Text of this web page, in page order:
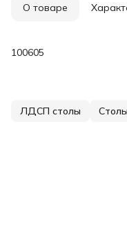
О товаре
100605
ЛДСП столы Столы